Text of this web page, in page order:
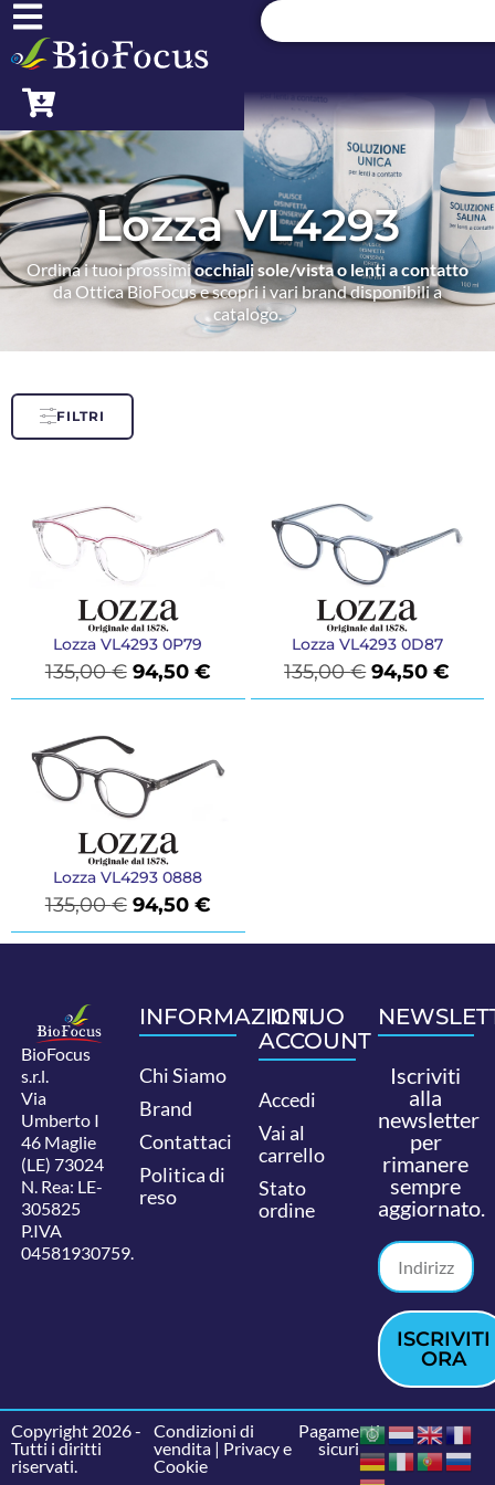
Lozza VL4293
Ordina i tuoi prossimiocchiali sole/vista o lenti a contatto
da Ottica BioFocus e scopri i vari brand disponibili a
catalogo.
FILTRI
Lozza VL4293 0P79
135,00€ 94,50 €
Lozza VL4293 0D87
135,00€ 94,50€
Lozza VL4293 0888
135,00€ 94,50 €
BioFocus
s.r.l.
Via
Umberto I
46 Maglie
(LE) 73024
N. Rea: LE-
305825
P.IVA
04581930759.
INFORMAZIONI
Chi Siamo
Brand
Contattaci
Politica di
reso
IL TUO
ACCOUNT
Accedi
Vai al
carrello
Stato
ordine
Iscriviti
alla
newsletter
per
rimanere
sempre
aggiornato.
ISCRIVITI
ORA
Copyright 2026 -
Tutti i diritti
riservati.
Condizioni di
vendita| Privacy e
Cookie
Pagamenti
sicuri